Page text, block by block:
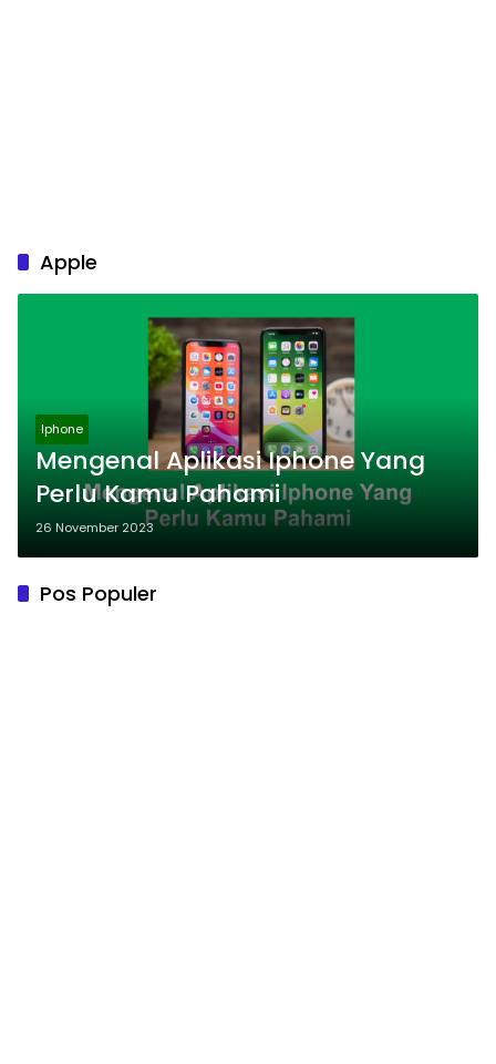
Apple
Iphone
Mengenal Aplikasi Iphone Yang
Perlu Kamu Pahami
26 November 2023
Pos Populer